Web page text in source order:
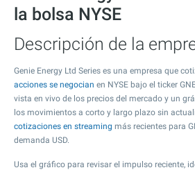
la bolsa NYSE
Descripción de la
Genie Energy Ltd Series es una empresa que
acciones se negocian en NYSE bajo el ticker
vista en vivo de los precios del mercado y un
los movimientos a corto y largo plazo sin
cotizaciones en streaming más recientes para
demanda USD.
Usa el gráfico para revisar el impulso reciente,